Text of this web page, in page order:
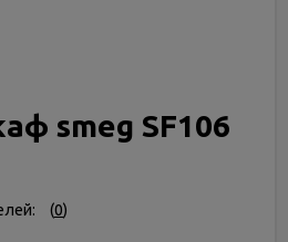
smeg SF106
(0)